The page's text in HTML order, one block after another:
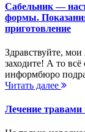
Сабельник —
формы.
приготовление
Здравствуйте,
заходите! А то
информбюро
Читать далее
Лечение травами